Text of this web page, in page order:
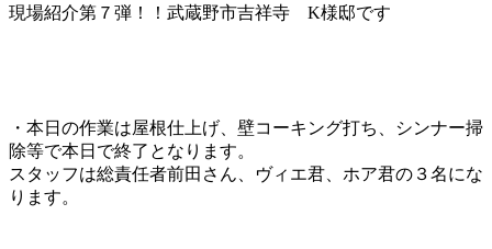
現場紹介第７弾！！武蔵野市吉祥寺 K様邸です
・本日の作業は屋根仕上げ、壁コーキング打ち、シンナー掃
除等で本日で終了となります。
スタッフは総責任者前田さん、ヴィエ君、ホア君の３名にな
ります。